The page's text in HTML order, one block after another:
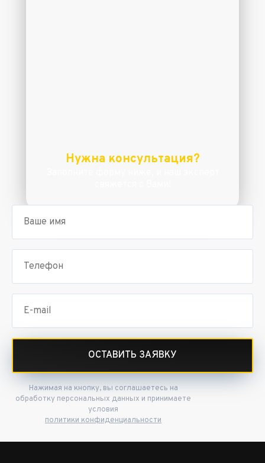
Нужна консультация?
ОСТАВИТЬ ЗАЯВКУ
Нажимая на кнопку, вы соглашаетесь на
обработку персональных данных и принимаете
условия
политики конфиденциальности